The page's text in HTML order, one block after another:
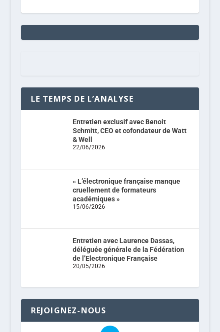
LE TEMPS DE L’ANALYSE
Entretien exclusif avec Benoit
Schmitt, CEO et cofondateur de Watt
& Well
22/06/2026
« L’électronique française manque
cruellement de formateurs
académiques »
15/06/2026
Entretien avec Laurence Dassas,
déléguée générale de la Fédération
de l’Electronique Française
20/05/2026
REJOIGNEZ-NOUS